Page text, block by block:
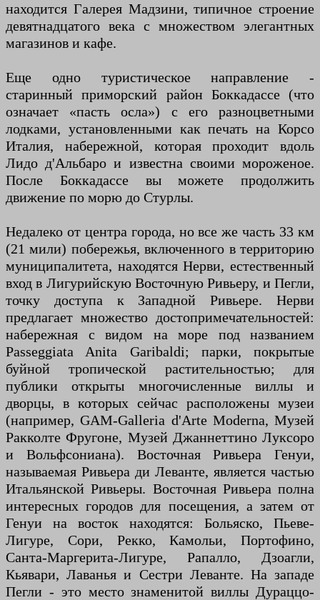
находится Галерея Мадзини, типичное строение
девятнадцатого века с множеством элегантных
магазинов и кафе.
Еще одно туристическое направление -
старинный приморский район Боккадассе (что
означает «пасть осла») с его разноцветными
лодками, установленными как печать на Корсо
Италия, набережной, которая проходит вдоль
Лидо д'Альбаро и известна своими мороженое.
После Боккадассе вы можете продолжить
движение по морю до Стурлы.
Недалеко от центра города, но все же часть 33 км
(21 мили) побережья, включенного в территорию
муниципалитета, находятся Нерви, естественный
вход в Лигурийскую Восточную Ривьеру, и Пегли,
точку доступа к Западной Ривьере. Нерви
предлагает множество достопримечательностей:
набережная с видом на море под названием
Passeggiata Anita Garibaldi; парки, покрытые
буйной тропической растительностью; для
публики открыты многочисленные виллы и
дворцы, в которых сейчас расположены музеи
(например, GAM-Galleria d'Arte Moderna, Музей
Ракколте Фругоне, Музей Джаннеттино Луксоро
и Вольфсониана). Восточная Ривьера Генуи,
называемая Ривьера ди Леванте, является частью
Итальянской Ривьеры. Восточная Ривьера полна
интересных городов для посещения, а затем от
Генуи на восток находятся: Больяско, Пьеве-
Лигуре, Сори, Рекко, Камольи, Портофино,
Санта-Маргерита-Лигуре, Рапалло, Дзоагли,
Кьявари, Лаванья и Сестри Леванте. На западе
Пегли - это место знаменитой виллы Дураццо-